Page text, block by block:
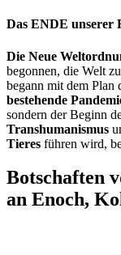
Das ENDE unserer
Die Neue
begonnen, die Welt
begann mit dem Plan
bestehende
sondern der Beginn
Transhumanismus
Tieres führen wird,
Botschaften
an Enoch,